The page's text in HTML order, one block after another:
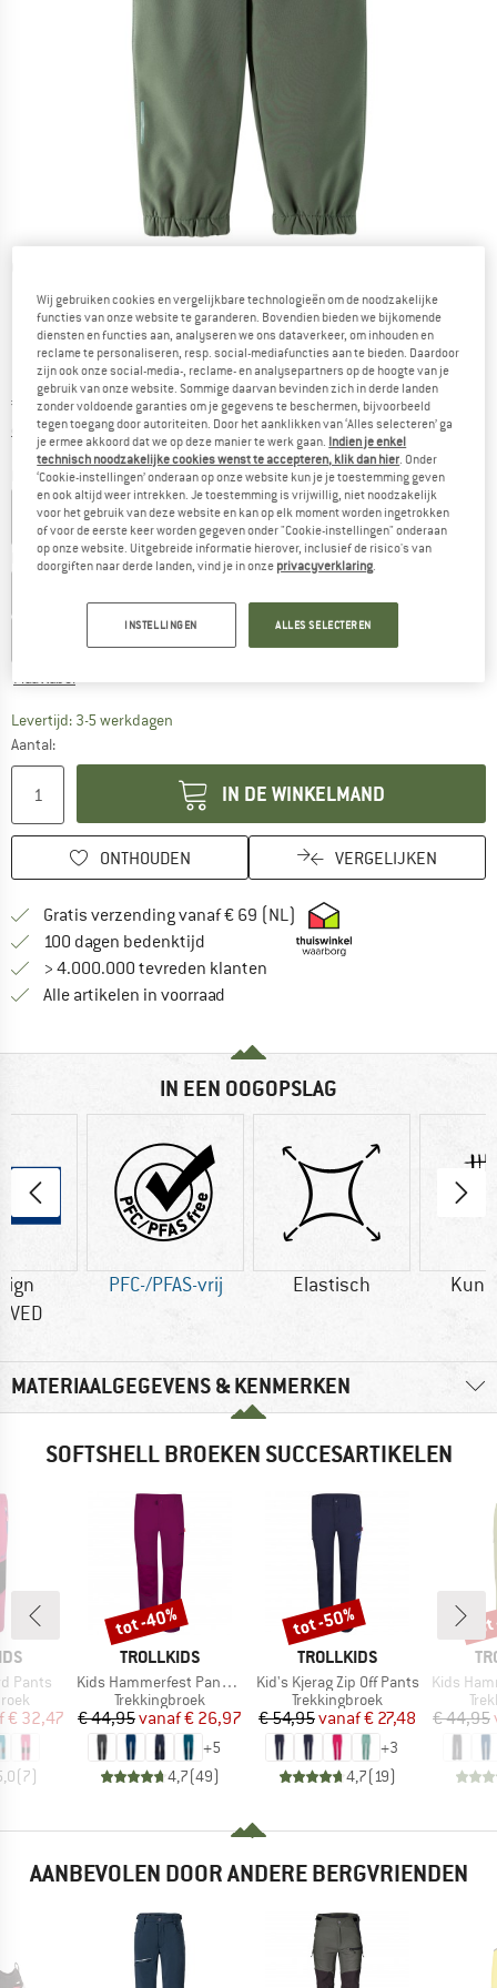
Prijs:
€ 49,95 incl. BTW
excl. VerzendkostenInformatie over de verzendkosten. Opent in een
Kleur:Greyish Green
Kies een maat:
140
Maattabel
Levertijd: 3-5 werkdagen
Aantal:
IN DE WINKELMAND
ONTHOUDEN VERGELIJKEN
Gratis verzending vanaf € 69 (NL) Vind hier de
100 dagen bedenktijd Vind de betalingsinformatie hier!
> 4.000.000 tevreden klanten
Alle artikelen in voorraad
IN EEN OOGOPSLAG
PFC-/PFAS-vrij Elastisch
MATERIAALGEGEVENS & KENMERKEN
SOFTSHELL BROEKEN SUCCESARTIKELEN
Pants
prijs
€ 32,47
(7)
MERK
TROLLKIDS
Artikel
Kids Hammerfest Pants Pro
Productgroep
Trekkingbroek
Prijs
€ 44,95 Verlaagde prijs
vanaf€ 26,97
+5
4,7(49)
Korting
tot -40%
MERK
TROLLKIDS
Artikel
Kid's Kjerag Zip Off Pants
Productgroep
Trekkingbroek
Prijs
€ 54,95 Verlaagde prijs
vanaf€ 27,48
+3
4,7( 19)
Korting
tot -50%
Artikel
Kids
€ 44,95
AANBEVOLEN DOOR ANDERE BERGVRIENDEN
Wij gebruiken cookies en vergelijkbare technologieën om de noodzakelijke
functies van onze website te garanderen. Bovendien bieden we bijkomende
diensten en functies aan, analyseren we ons dataverkeer, om inhouden en
reclame te personaliseren, resp. social-mediafuncties aan te bieden. Daardoor
zijn ook onze social-media-, reclame- en analysepartners op de hoogte van je
gebruik van onze website. Sommige daarvan bevinden zich in derde landen
zonder voldoende garanties om je gegevens te beschermen, bijvoorbeeld
tegen toegang door autoriteiten. Door het aanklikken van ‘Alles selecteren’ ga
je ermee akkoord dat we op deze manier te werk gaan. Indien je enkel
technisch noodzakelijke cookies wenst te accepteren, klik dan hier. Onder
‘Cookie-instellingen’ onderaan op onze website kun je je toestemming geven
en ook altijd weer intrekken. Je toestemming is vrijwillig, niet noodzakelijk
voor het gebruik van deze website en kan op elk moment worden ingetrokken
of voor de eerste keer worden gegeven onder "Cookie-instellingen" onderaan
op onze website. Uitgebreide informatie hierover, inclusief de risico's van
doorgiften naar derde landen, vind je in onze privacyverklaring.
INSTELLINGEN ALLES SELECTEREN